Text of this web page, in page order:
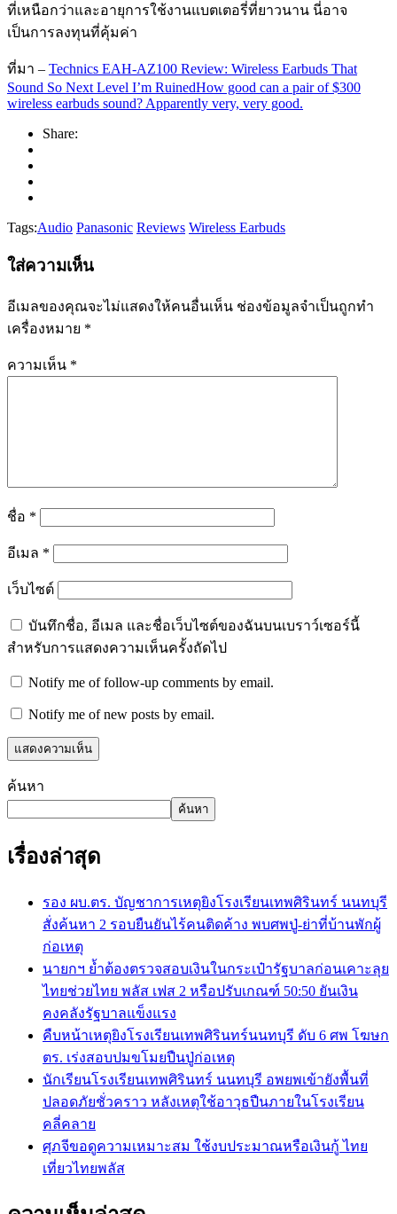
ที่เหนือกว่าและอายุการใช้งานแบตเตอรี่ที่ยาวนาน นี่อาจ
เป็นการลงทุนที่คุ้มค่า
ที่มา – Technics EAH-AZ100 Review: Wireless Earbuds That
Sound So Next Level I’m RuinedHow good can a pair of $300
wireless earbuds sound? Apparently very, very good.
Share:
Tags:Audio Panasonic Reviews Wireless Earbuds
ใส่ความเห็น
อีเมลของคุณจะไม่แสดงให้คนอื่นเห็น ช่องข้อมูลจำเป็นถูกทำ
เครื่องหมาย *
ความเห็น *
ชื่อ *
อีเมล *
เว็บไซต์
บันทึกชื่อ, อีเมล และชื่อเว็บไซต์ของฉันบนเบราว์เซอร์นี้
สำหรับการแสดงความเห็นครั้งถัดไป
Notify me of follow-up comments by email.
Notify me of new posts by email.
ค้นหา
ค้นหา
เรื่องล่าสุด
รอง ผบ.ตร. บัญชาการเหตุยิงโรงเรียนเทพศิรินทร์ นนทบุรี
สั่งค้นหา 2 รอบยืนยันไร้คนติดค้าง พบศพปู่-ย่าที่บ้านพักผู้
ก่อเหตุ
นายกฯ ย้ำต้องตรวจสอบเงินในกระเป๋ารัฐบาลก่อนเคาะลุย
ไทยช่วยไทย พลัส เฟส 2 หรือปรับเกณฑ์ 50:50 ยันเงิน
คงคลังรัฐบาลแข็งแรง
คืบหน้าเหตุยิงโรงเรียนเทพศิรินทร์นนทบุรี ดับ 6 ศพ โฆษก
ตร. เร่งสอบปมขโมยปืนปู่ก่อเหตุ
นักเรียนโรงเรียนเทพศิรินทร์ นนทบุรี อพยพเข้ายังพื้นที่
ปลอดภัยชั่วคราว หลังเหตุใช้อาวุธปืนภายในโรงเรียน
คลี่คลาย
ศุภจีขอดูความเหมาะสม ใช้งบประมาณหรือเงินกู้ ไทย
เที่ยวไทยพลัส